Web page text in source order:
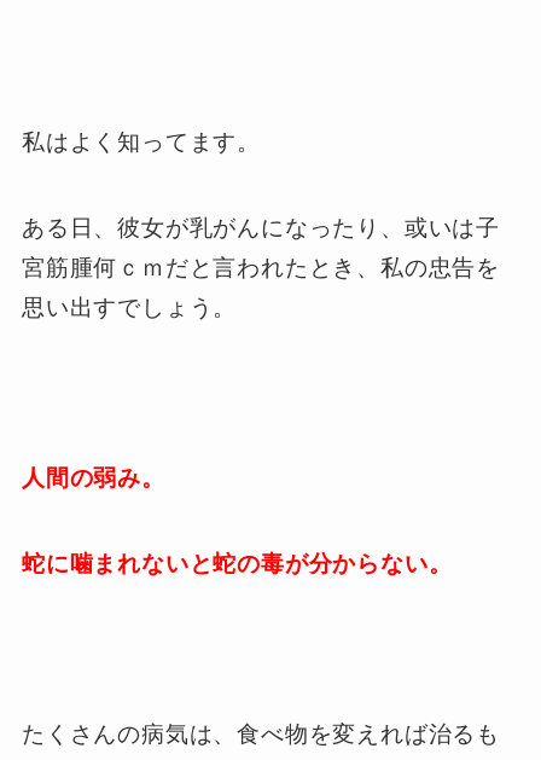
私はよく知ってます。
ある日、彼女が乳がんになったり、或いは子
宮筋腫何ｃｍだと言われたとき、私の忠告を
思い出すでしょう。
人間の弱み。
蛇に噛まれないと蛇の毒が分からない。
たくさんの病気は、食べ物を変えれば治るも